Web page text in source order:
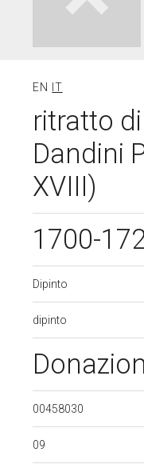
EN IT
ritratto
Dandini
XVIII)
1700-
Dipinto
dipinto
00458030
09